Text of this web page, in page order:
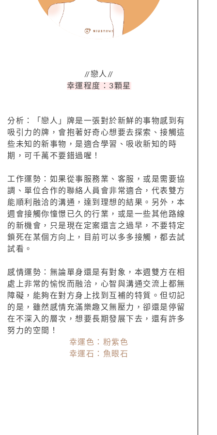
//戀人//
幸運程度：3顆星
分析：「戀人」牌是一張對於新鮮的事物感到有
吸引力的牌，會抱著好奇心想要去探索、接觸這
些未知的新事物，是適合學習、吸收新知的時
期，可千萬不要錯過喔！
工作運勢：如果從事服務業、客服，或是需要協
調、單位合作的聯絡人員會非常適合，代表雙方
能順利融洽的溝通，達到理想的結果。另外，本
週會接觸你憧憬已久的行業，或是一些其他路線
的新機會，只是現在定案還言之過早，不要特定
鎖死在某個方向上，目前可以多多接觸，都去試
試看。
感情運勢：無論單身還是有對象，本週雙方在相
處上非常的愉悅而融洽，心智與溝通交流上都無
障礙，能夠在對方身上找到互補的特質。但切記
的是，雖然感情充滿樂趣又無壓力，卻還是停留
在不深入的層次，想要長期發展下去，還有許多
努力的空間！
幸運色：粉紫色
幸運石：魚眼石